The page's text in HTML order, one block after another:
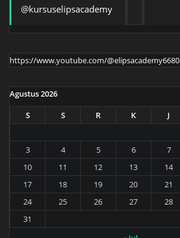
@kursuselipsacademy
https://www.youtube.com/@elipsacademy6680
Agustus 2026
S
S R K J
3
4 5 6 7
10
11 12 13 14
17
18 19 20 21
24
25 26 27 28
31